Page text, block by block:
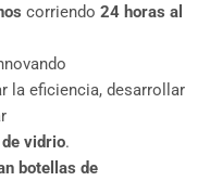
corriendo 24 horas al
la eficiencia, desarrollar
vidrio.
botellas de